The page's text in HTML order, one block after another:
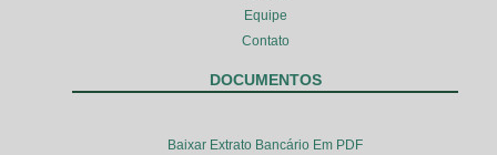
Equipe
Contato
DOCUMENTOS
Baixar Extrato Bancário Em PDF